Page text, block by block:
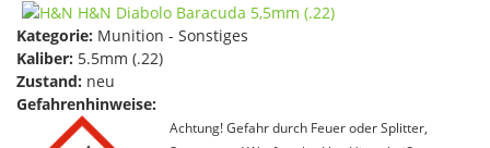
Kategorie: Munition - Sonstiges
Kaliber: 5.5mm (.22)
Zustand: neu
Gefahrenhinweise:
Achtung! Gefahr durch Feuer oder Splitter,